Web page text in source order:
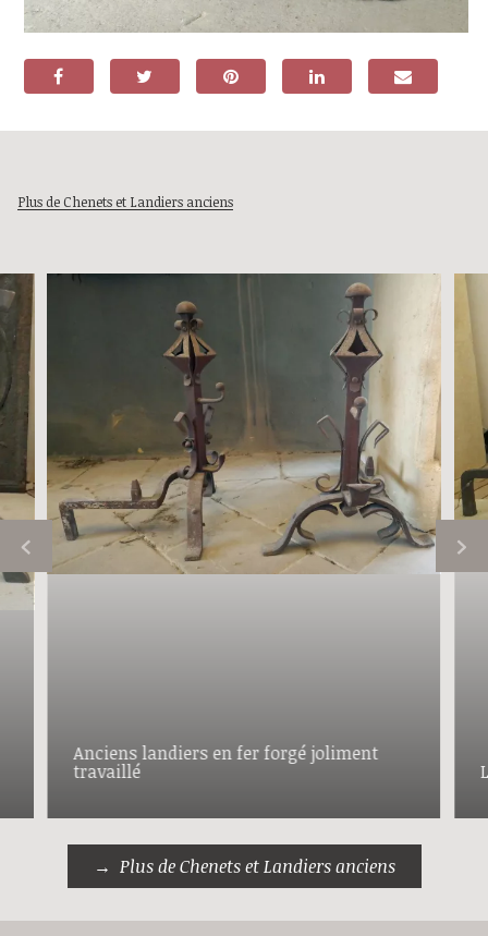
Plus de Chenets et Landiers anciens
Anciens landiers en fer forgé joliment
travaillé
Plus de Chenets et Landiers anciens